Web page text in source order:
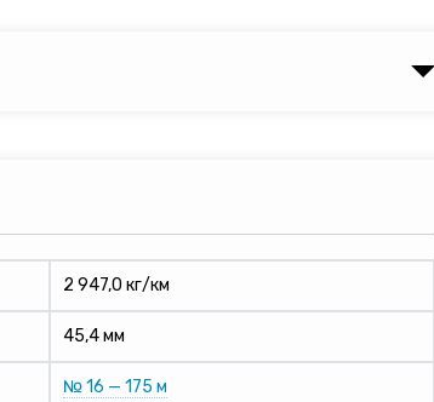
2 947,0 кг/км
45,4 мм
№ 16 — 175 м